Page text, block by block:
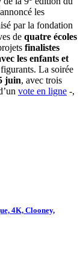
les
par la fondation
de quatre écoles
finalistes
les enfants et
La soirée
juin, avec trois
vote en ligne -,
4K, Clooney,